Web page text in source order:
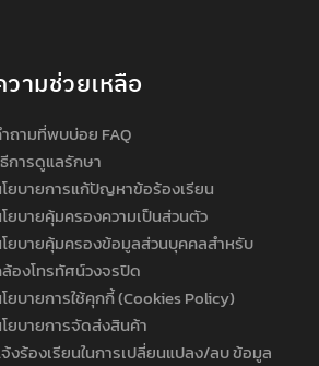
ามช่วยเหลือ
ถามที่พบบ่อย FAQ
การดูแลรักษา
ยบายการแก้ปัญหาข้อร้องเรียน
ยบายคุ้มครองความเป็นส่วนตัว
ยบายคุ้มครองข้อมูลส่วนบุคคลสำหรับ
องโทรทัศน์วงจรปิด
ยบายการใช้คุกกี้ (Cookies Policy)
ยบายการจัดส่งสินค้า
งร้องเรียนในการเปลี่ยนแปลง/ลบ ข้อมูล